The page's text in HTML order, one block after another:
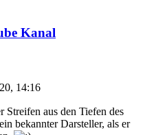
Kanal
14:16
Streifen aus den Tiefen des
bekannter Darsteller, als er